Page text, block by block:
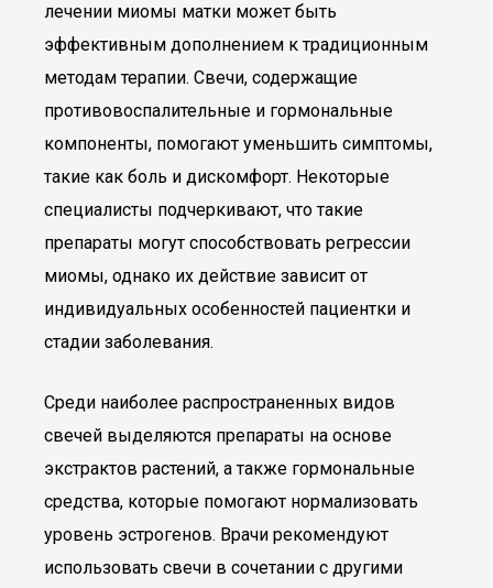
лечении миомы матки может быть
эффективным дополнением к традиционным
методам терапии. Свечи, содержащие
противовоспалительные и гормональные
компоненты, помогают уменьшить симптомы,
такие как боль и дискомфорт. Некоторые
специалисты подчеркивают, что такие
препараты могут способствовать регрессии
миомы, однако их действие зависит от
индивидуальных особенностей пациентки и
стадии заболевания.
Среди наиболее распространенных видов
свечей выделяются препараты на основе
экстрактов растений, а также гормональные
средства, которые помогают нормализовать
уровень эстрогенов. Врачи рекомендуют
использовать свечи в сочетании с другими